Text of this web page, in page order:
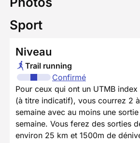
Sport
Niveau
Trail running
Confirmé
Pour ceux qui ont un UTMB
(à titre indicatif), vous courrez 2
semaine avec au moins une
semaine. Vous ferez des sorties
environ 25 km et 1500m de